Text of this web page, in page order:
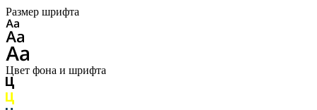
Размер шрифта
Цвет фона и шрифта